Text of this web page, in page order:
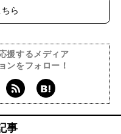
ら
援するメディア
ンをフォロー！
事